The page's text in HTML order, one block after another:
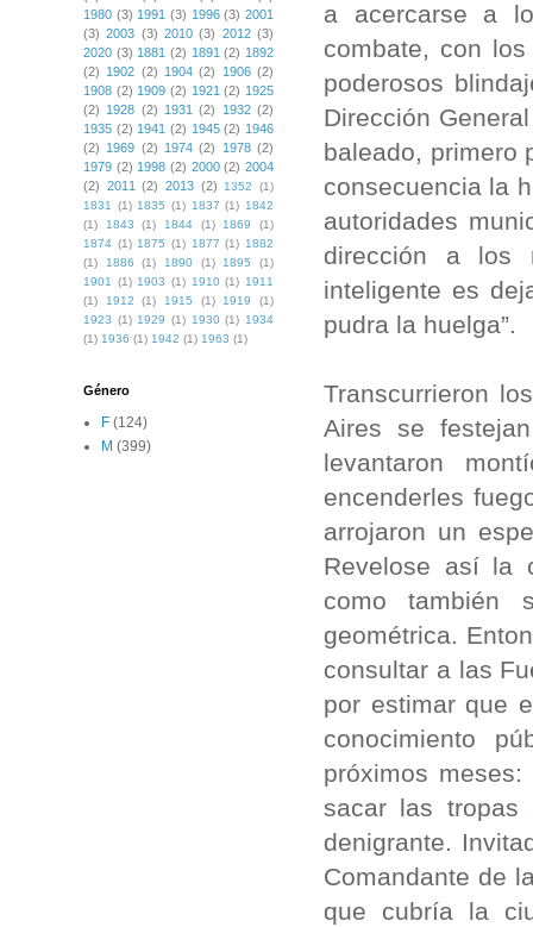
a acercarse a
combate, con
poderosos
Dirección
baleado, primero
consecuencia la
autoridades
dirección a los
inteligente es
pudra la huelga”.
Transcurrieron
Aires se
levantaron
encenderles
arrojaron un
Revelose así la
como también
geométrica.
consultar a las
por estimar que
conocimiento
próximos
sacar las
denigrante.
Comandante de
que cubría la
1980 (3) 1991 (3) 1996 (3) 2001
(3) 2003 (3) 2010 (3) 2012 (3)
2020 (3) 1881 (2) 1891 (2) 1892
(2) 1902 (2) 1904 (2) 1906 (2)
1908 (2) 1909 (2) 1921 (2) 1925
(2) 1928 (2) 1931 (2) 1932 (2)
1935 (2) 1941 (2) 1945 (2) 1946
(2) 1969 (2) 1974 (2) 1978 (2)
1979 (2) 1998 (2) 2000 (2) 2004
(2) 2011 (2) 2013 (2) 1352
(1)
1831 (1) 1835 (1) 1837 (1) 1842
(1)
1843 (1) 1844 (1) 1869
(1)
1874 (1) 1875 (1) 1877 (1) 1882
(1)
1886 (1) 1890 (1) 1895
(1)
1901 (1) 1903 (1) 1910 (1) 1911
(1)
1912 (1) 1915 (1) 1919
(1)
1923 (1) 1929 (1) 1930 (1) 1934
(1) 1936 (1) 1942 (1) 1963 (1)
Género
F (124)
M (399)